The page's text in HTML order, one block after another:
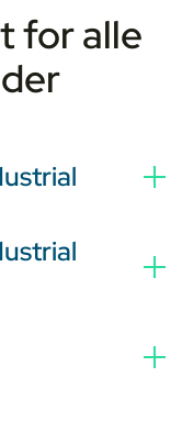
for alle